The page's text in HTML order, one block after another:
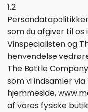
1.2
som du afgiver til
Vinspecialisten og
henvendelse
The Bottle
som vi indsamler
hjemmeside,
af vores fysiske